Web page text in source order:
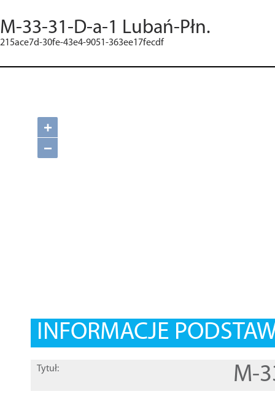
M-33-31-D-a-1 Lubań-Płn.
215ace7d-30fe-43e4-9051-363ee17fecdf
+
−
INFORMACJE
Tytuł: M-